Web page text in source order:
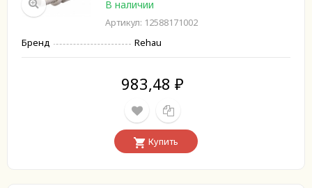
В наличии
Артикул: 12588171002
Бренд Rehau
983,48 ₽
Купить